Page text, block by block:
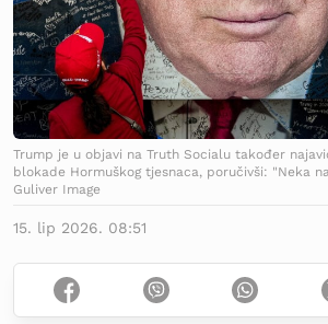
Trump je u objavi na Truth Socialu također
blokade Hormuškog tjesnaca, poručivši: "Neka
Guliver Image
15. lip 2026. 08:51